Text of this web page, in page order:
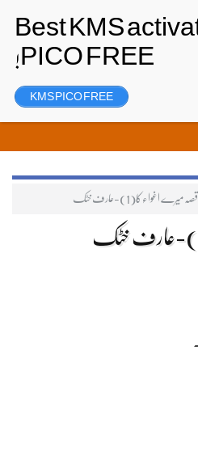
رجسٹر
قصہ میرے اغواء کا(1)-عارف خٹک
KMS PICO FREE